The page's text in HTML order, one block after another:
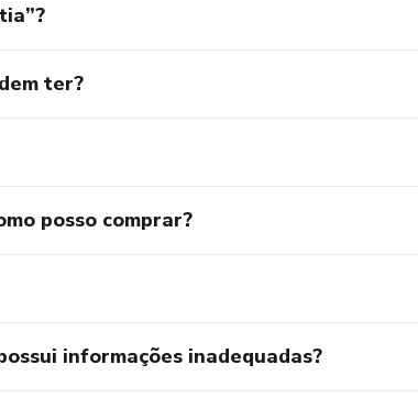
ter?
posso comprar?
informações inadequadas?